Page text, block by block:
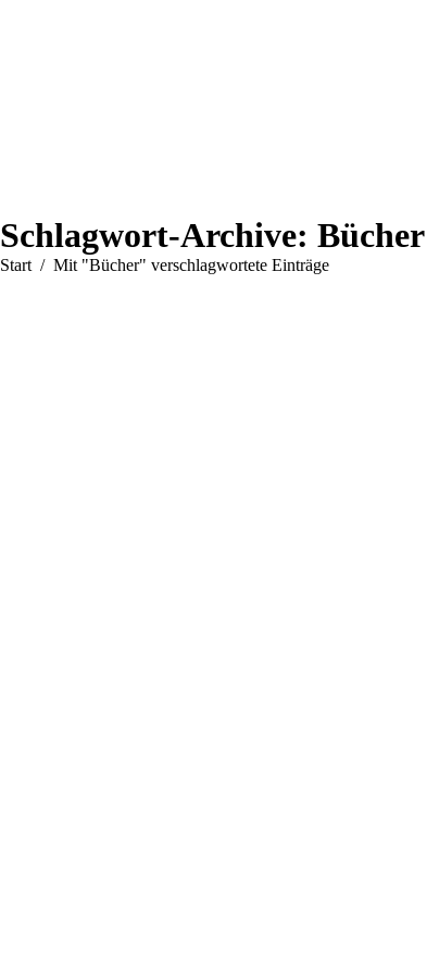
Schlagwort-Archive: Bücher
Sie befinden sich hier:
Start Mit "Bücher" verschlagwortete Einträge